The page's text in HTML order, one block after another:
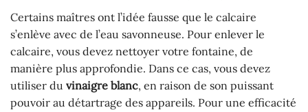
Certains maîtres ont l’idée fausse que le calcaire
s’enlève avec de l’eau savonneuse. Pour enlever le
calcaire, vous devez nettoyer votre fontaine, de
manière plus approfondie. Dans ce cas, vous devez
utiliser du vinaigre blanc, en raison de son puissant
pouvoir au détartrage des appareils. Pour une efficacité